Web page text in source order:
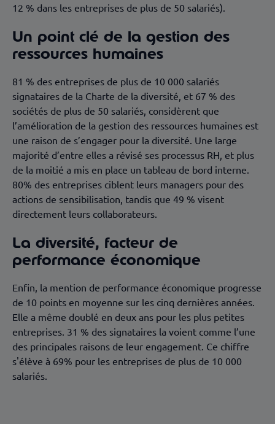
12 % dans les entreprises de plus de 50 salariés).
Un point clé de la gestion des
ressources humaines
81 % des entreprises de plus de 10 000 salariés
signataires de la Charte de la diversité, et 67 % des
sociétés de plus de 50 salariés, considèrent que
l’amélioration de la gestion des ressources humaines est
une raison de s’engager pour la diversité. Une large
majorité d’entre elles a révisé ses processus RH, et plus
de la moitié a mis en place un tableau de bord interne.
80% des entreprises ciblent leurs managers pour des
actions de sensibilisation, tandis que 49 % visent
directement leurs collaborateurs.
La diversité, facteur de
performance économique
Enfin, la mention de performance économique progresse
de 10 points en moyenne sur les cinq dernières années.
Elle a même doublé en deux ans pour les plus petites
entreprises. 31 % des signataires la voient comme l’une
des principales raisons de leur engagement. Ce chiffre
s'élève à 69% pour les entreprises de plus de 10 000
salariés.